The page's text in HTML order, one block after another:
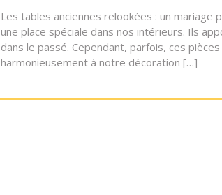
Les tables anciennes relookées : un
une place spéciale dans nos intérieurs. Ils
dans le passé. Cependant, parfois, ces
harmonieusement à notre décoration […]